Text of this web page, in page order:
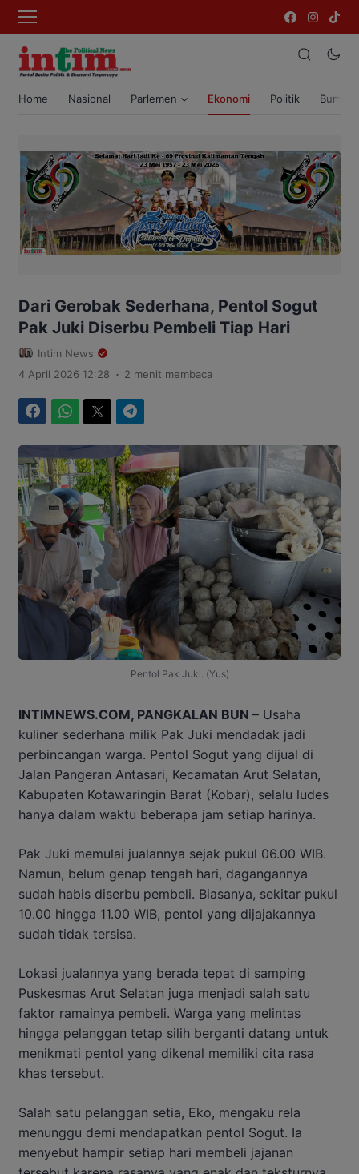
Home Nasional Parlemen Ekonomi Politik Bumi
Dari Gerobak Sederhana, Pentol Sogut
Pak Juki Diserbu Pembeli Tiap Hari
Intim News
4 April 2026 12:28 . 2 menit membaca
Pentol Pak Juki. (Yus)
INTIMNEWS.COM, PANGKALAN BUN – Usaha
kuliner sederhana milik Pak Juki mendadak jadi
perbincangan warga. Pentol Sogut yang dijual di
Jalan Pangeran Antasari, Kecamatan Arut Selatan,
Kabupaten Kotawaringin Barat (Kobar), selalu ludes
hanya dalam waktu beberapa jam setiap harinya.
Pak Juki memulai jualannya sejak pukul 06.00 WIB.
Namun, belum genap tengah hari, dagangannya
sudah habis diserbu pembeli. Biasanya, sekitar pukul
10.00 hingga 11.00 WIB, pentol yang dijajakannya
sudah tidak tersisa.
Lokasi jualannya yang berada tepat di samping
Puskesmas Arut Selatan juga menjadi salah satu
faktor ramainya pembeli. Warga yang melintas
hingga pelanggan tetap silih berganti datang untuk
menikmati pentol yang dikenal memiliki cita rasa
khas tersebut.
Salah satu pelanggan setia, Eko, mengaku rela
menunggu demi mendapatkan pentol Sogut. Ia
menyebut hampir setiap hari membeli jajanan